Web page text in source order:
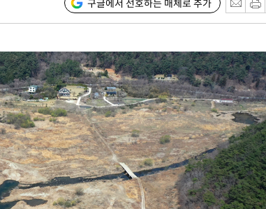
뛸
씨]
아
구글에서 선호하는 매체로 추가